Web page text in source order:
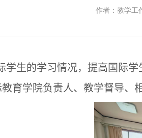
作者：教学工
学生的学习情况，提高国际学
育学院负责人、 教学督导、